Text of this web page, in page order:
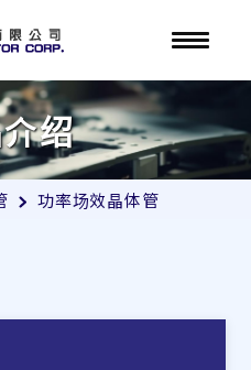
绍
功率场效晶体管